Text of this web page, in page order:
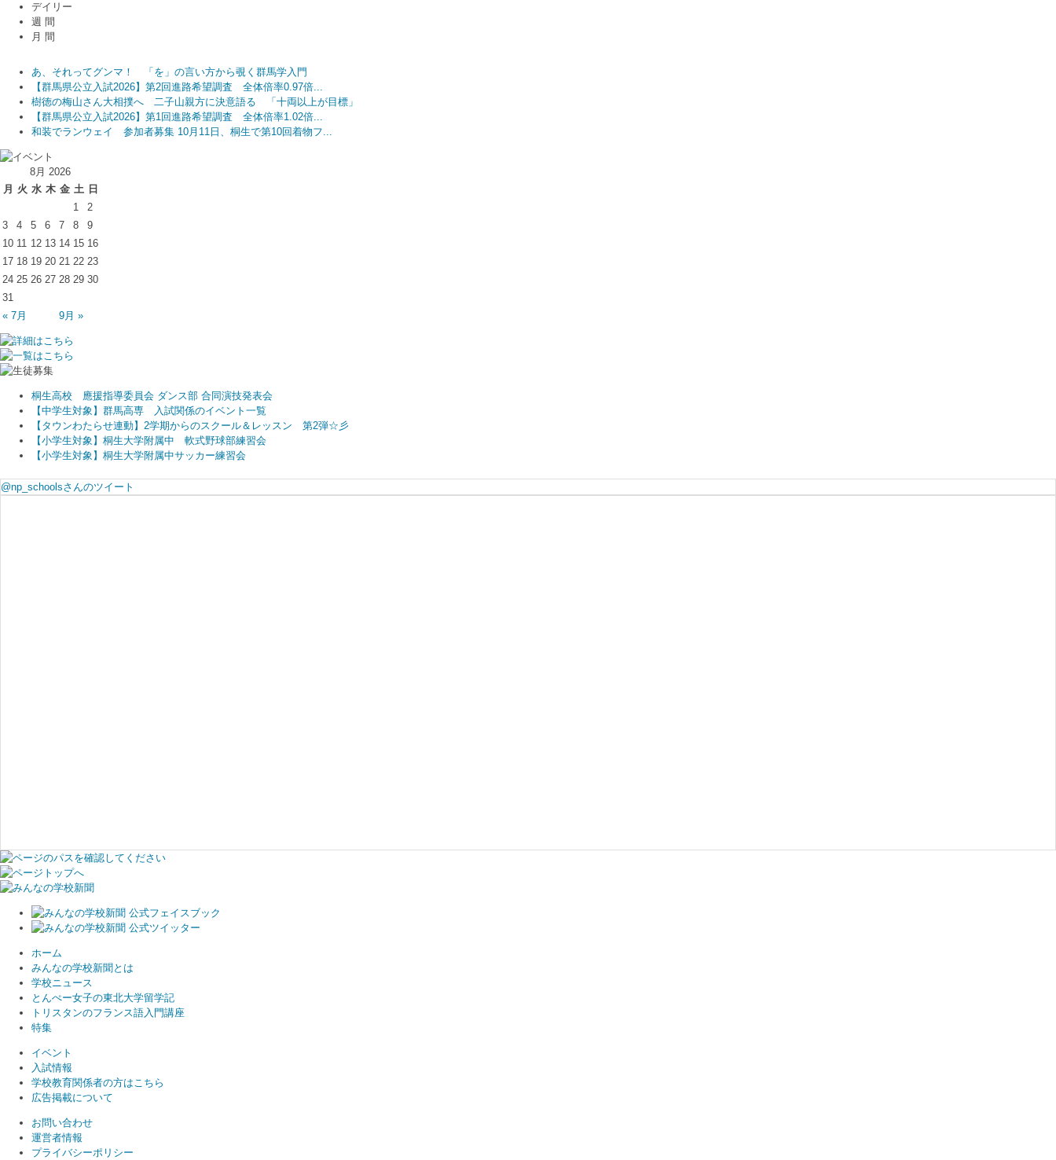
デイリー
週 間
月 間
あ、それってグンマ！ 「を」の言い方から覗く群馬学入門
【群馬県公立入試2026】第2回進路希望調査 全体倍率0.97倍...
樹徳の梅山さん大相撲へ 二子山親方に決意語る 「十両以上が目標」
【群馬県公立入試2026】第1回進路希望調査 全体倍率1.02倍...
和装でランウェイ 参加者募集 10月11日、桐生で第10回着物フ...
あ、それってグンマ！ 「を」の言い方から覗く群馬学入門
樹徳の梅山さん大相撲へ 二子山親方に決意語る 「十両以上が目標」
和装でランウェイ 参加者募集 10月11日、桐生で第10回着物フ...
【群馬県公立入試2026】第2回進路希望調査 全体倍率0.97倍...
群馬公立高入試、平均点アップ 思考力・読解力重視が鮮明に 受験者...
高木美帆さん、古田敦也さんら招き「球都桐生ウィーク2026」開催...
あ、それってグンマ！ 「を」の言い方から覗く群馬学入門
樹徳の梅山さん大相撲へ 二子山親方に決意語る 「十両以上が目標」
【群馬県公立入試2026】第2回進路希望調査 全体倍率0.97倍...
群馬公立高入試、平均点アップ 思考力・読解力重視が鮮明に 受験者...
8月 2026
月 火 水 木 金 土 日
1
2
3
4 5 6 7 8
9
10 11 12 13 14 15 16
17 18 19 20 21 22 23
24 25 26 27 28 29 30
31
« 7月
9月 »
桐生高校 應援指導委員会 ダンス部 合同演技発表会
【中学生対象】群馬高専 入試関係のイベント一覧
【タウンわたらせ連動】2学期からのスクール＆レッスン 第2弾☆彡
【小学生対象】桐生大学附属中 軟式野球部練習会
【小学生対象】桐生大学附属中サッカー練習会
@np_schoolsさんのツイート
ホーム
みんなの学校新聞とは
学校ニュース
とんぺー女子の東北大学留学記
トリスタンのフランス語入門講座
特集
イベント
入試情報
学校教育関係者の方はこちら
広告掲載について
お問い合わせ
運営者情報
プライバシーポリシー